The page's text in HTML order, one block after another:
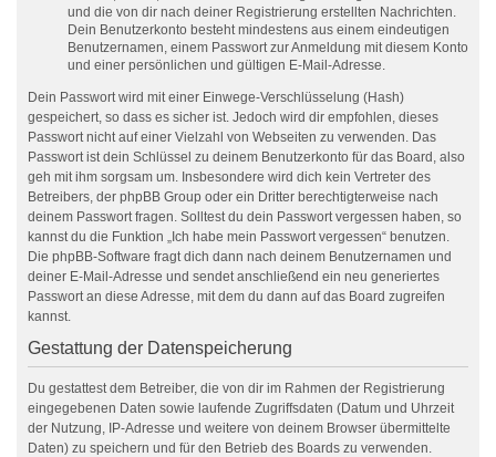
und die von dir nach deiner Registrierung erstellten Nachrichten.
Dein Benutzerkonto besteht mindestens aus einem eindeutigen
Benutzernamen, einem Passwort zur Anmeldung mit diesem Konto
und einer persönlichen und gültigen E-Mail-Adresse.
Dein Passwort wird mit einer Einwege-Verschlüsselung (Hash)
gespeichert, so dass es sicher ist. Jedoch wird dir empfohlen, dieses
Passwort nicht auf einer Vielzahl von Webseiten zu verwenden. Das
Passwort ist dein Schlüssel zu deinem Benutzerkonto für das Board, also
geh mit ihm sorgsam um. Insbesondere wird dich kein Vertreter des
Betreibers, der phpBB Group oder ein Dritter berechtigterweise nach
deinem Passwort fragen. Solltest du dein Passwort vergessen haben, so
kannst du die Funktion „Ich habe mein Passwort vergessen“ benutzen.
Die phpBB-Software fragt dich dann nach deinem Benutzernamen und
deiner E-Mail-Adresse und sendet anschließend ein neu generiertes
Passwort an diese Adresse, mit dem du dann auf das Board zugreifen
kannst.
Gestattung der Datenspeicherung
Du gestattest dem Betreiber, die von dir im Rahmen der Registrierung
eingegebenen Daten sowie laufende Zugriffsdaten (Datum und Uhrzeit
der Nutzung, IP-Adresse und weitere von deinem Browser übermittelte
Daten) zu speichern und für den Betrieb des Boards zu verwenden.